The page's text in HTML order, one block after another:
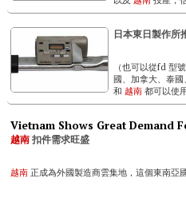
（也可以從fd 型
國、加拿大、泰
和 越南都可以使
Vietnam Shows Great Demand
越南扣件需求旺盛
越南正成為外國製造商雲集地，這個東南亞